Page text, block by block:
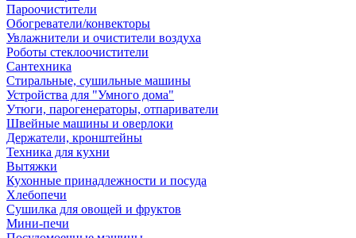
Пароочистители
Обогреватели/конвекторы
Увлажнители и очистители воздуха
Роботы стеклоочистители
Сантехника
Стиральные, сушильные машины
Устройства для "Умного дома"
Утюги, парогенераторы, отпариватели
Швейные машины и оверлоки
Держатели, кронштейны
Техника для кухни
Вытяжки
Кухонные принадлежности и посуда
Хлебопечи
Сушилка для овощей и фруктов
Мини-печи